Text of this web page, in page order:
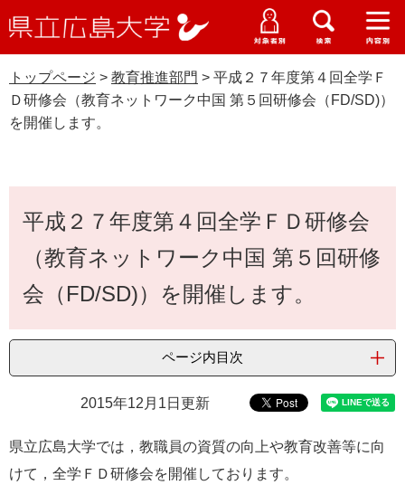
ー
ジ
先
頭
ニ
ュ
を
飛
ニ
ー
ニ
ュ
ー
ニ
ュ
ー
立
大
受験生の皆さま
在学生の皆さま
地域・企業の皆さま
受験生特設サイト
WEB版大学案内
資料請求
Languages
G
カ
タ
すべて ページ PDF
大学概要
学部・大学院・専攻科
研究・地域連携・国際交流
入試情報
トップページ > 教育推進部門 > 平成２７年度第４回全学Ｆ
Ｄ研修会（教育ネットワーク中国 第５回研修会（FD/SD)）
を開催します。
文平成２７年度第４回全学ＦＤ研修会
（教育ネットワーク中国 第５回研修
会（FD/SD)）を開催します。
ページ内目次
2015年12月1日更新
県立広島大学では，教職員の資質の向上や教育改善等に向
けて，全学ＦＤ研修会を開催しております。